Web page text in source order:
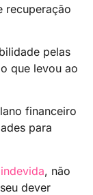
recuperação
pelas
que levou ao
financeiro
para
, não
dever